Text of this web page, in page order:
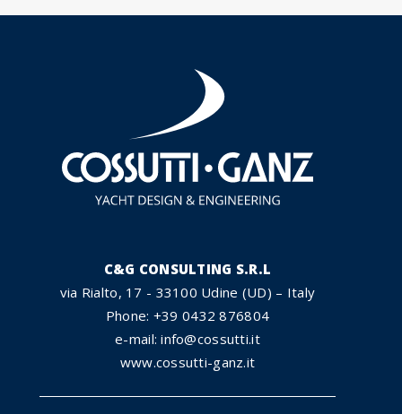
C&G CONSULTING S.R.L
via Rialto, 17 - 33100 Udine (UD) – Italy
Phone: +39 0432 876804
e-mail: info@cossutti.it
www.cossutti-ganz.it